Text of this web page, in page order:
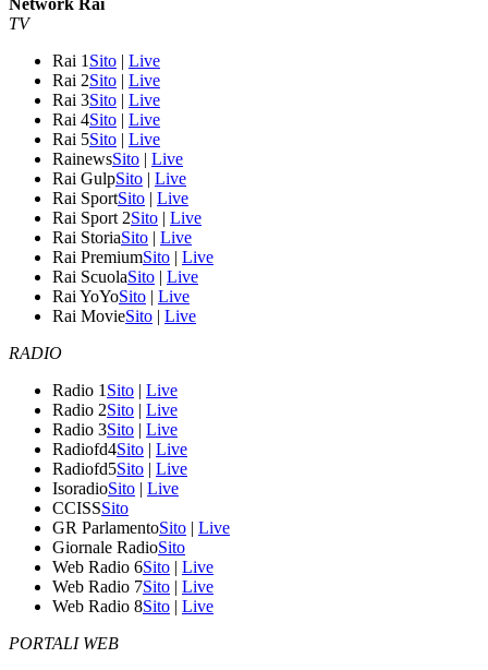
Network Rai
TV
Rai 1 Sito | Live
Rai 2Sito | Live
Rai 3Sito | Live
Rai 4Sito | Live
Rai 5Sito | Live
RainewsSito | Live
Rai GulpSito | Live
Rai SportSito | Live
Rai Sport 2Sito | Live
Rai StoriaSito | Live
Rai PremiumSito | Live
Rai ScuolaSito | Live
Rai YoYoSito | Live
Rai MovieSito | Live
RADIO
Radio 1 Sito | Live
Radio 2Sito | Live
Radio 3Sito | Live
Radiofd4Sito | Live
Radiofd5Sito | Live
IsoradioSito | Live
CCISSSito
GR ParlamentoSito | Live
Giornale RadioSito
Web Radio 6Sito | Live
Web Radio 7Sito | Live
Web Radio 8Sito | Live
PORTALI WEB